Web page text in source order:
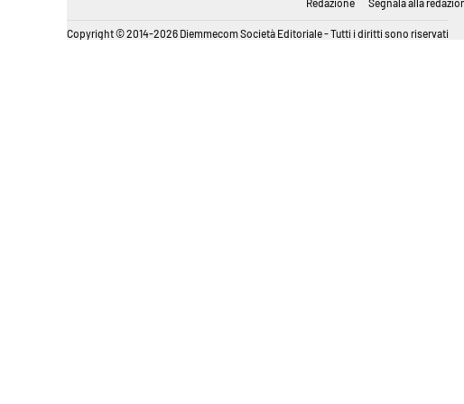
Redazione Segnala alla
Copyright © 2014-2026 Diemmecom Società Editoriale - Tutti i diritti sono riservati